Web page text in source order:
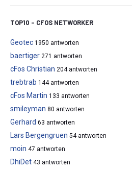
TOP10 – CFOS NETWORKER
Geotec 1950 antworten
baertiger 271 antworten
cFos Christian 204 antworten
trebtrab 144 antworten
cFos Martin 133 antworten
smileyman 80 antworten
Gerhard 63 antworten
Lars Bergengruen 54 antworten
moin 47 antworten
DhiDet 43 antworten